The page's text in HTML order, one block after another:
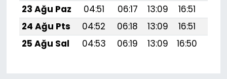
23 Ağu Paz
04:51 06:17 13:09 16:51
24 Ağu Pts
04:52 06:18 13:09 16:51
25 Ağu Sal
04:53 06:19 13:09 16:50